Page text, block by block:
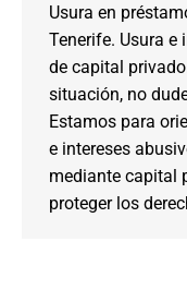
Usura en
Tenerife. Usura e
de capital
situación, no
Estamos para
e intereses
mediante capital
proteger los